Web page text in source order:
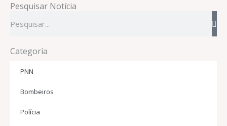
Pesquisar Notícia
Categoria
PNN
Bombeiros
Polícia